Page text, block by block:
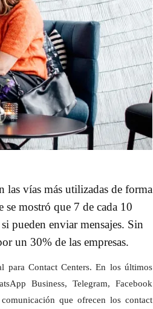
las vías más utilizadas de forma
mostró que 7 de cada 10
pueden enviar mensajes. Sin
un 30% de las empresas.
para Contact Centers. En los últimos
Business, Telegram, Facebook
que ofrecen los contact